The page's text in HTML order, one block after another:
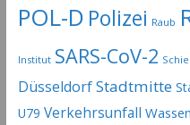
POL-D Polizei Raub
Institut SARS-CoV-2
DüsseldorfStadtmitte
U79 Verkehrsunfall